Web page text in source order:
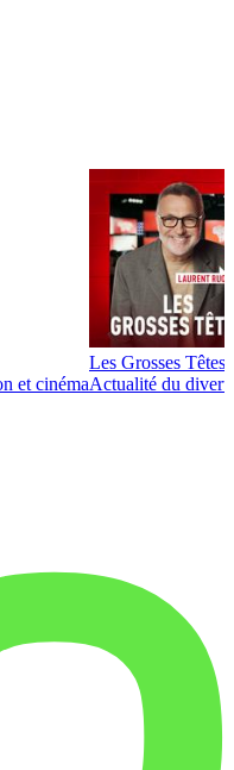
et cinéma
Les Grosses Têtes
Actualité du